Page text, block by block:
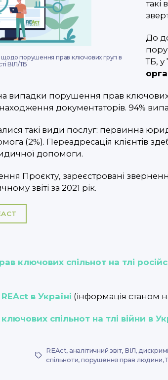
щодо порушення прав ключових груп в
ВІЛ/ТБ
такі
До
ТБ, у
випадки порушення прав ключових
документаторів. 94%
такі види послуг: первинна
(2%). Переадресація клієнтів
допомоги.
Проєкту, зареєстровані
звіті за 2021 рік.
ключових спільнот на тлі
в Україні (інформація станом
спільнот на тлі війни в
Tags
REAct, аналітичний звіт, ВІЛ,
спільноти,порушення прав людини,